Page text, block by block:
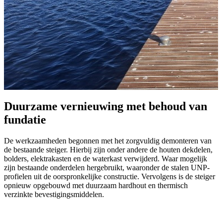
Duurzame vernieuwing met behoud van
fundatie
De werkzaamheden begonnen met het zorgvuldig demonteren van
de bestaande steiger. Hierbij zijn onder andere de houten dekdelen,
bolders, elektrakasten en de waterkast verwijderd. Waar mogelijk
zijn bestaande onderdelen hergebruikt, waaronder de stalen UNP-
profielen uit de oorspronkelijke constructie. Vervolgens is de steiger
opnieuw opgebouwd met duurzaam hardhout en thermisch
verzinkte bevestigingsmiddelen.